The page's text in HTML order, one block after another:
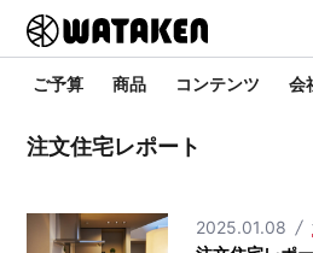
ご予算 商品 コンテンツ 会
注文住宅レポート
2025.01.08